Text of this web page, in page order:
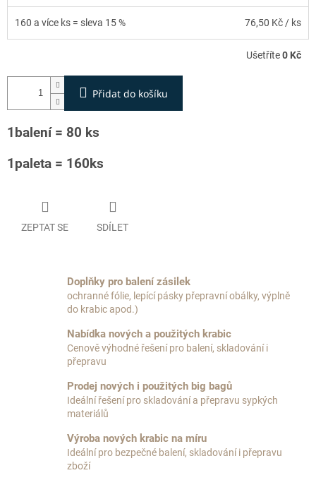
160 a více ks = sleva 15 % 76,50 Kč / ks
Ušetříte0 Kč
Přidat do košíku
1balení = 80 ks
1paleta = 160ks
ZEPTAT SE SDÍLET
Doplňky pro balení zásilek
ochranné fólie, lepící pásky přepravní obálky, výplně
do krabic apod.)
Nabídka nových a použitých krabic
Cenově výhodné řešení pro balení, skladování i
přepravu
Prodej nových i použitých big bagů
Ideální řešení pro skladování a přepravu sypkých
materiálů
Výroba nových krabic na míru
Ideální pro bezpečné balení, skladování i přepravu
zboží